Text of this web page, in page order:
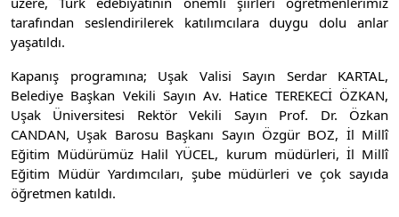
tarafından seslendirilerek katılımcılara duygu dolu anlar
yaşatıldı.
Kapanış programına; Uşak Valisi Sayın Serdar KARTAL,
Belediye Başkan Vekili Sayın Av. Hatice TEREKECİ ÖZKAN,
Uşak Üniversitesi Rektör Vekili Sayın Prof. Dr. Özkan
CANDAN, Uşak Barosu Başkanı Sayın Özgür BOZ, İl Millî
Eğitim Müdürümüz Halil YÜCEL, kurum müdürleri, İl Millî
Eğitim Müdür Yardımcıları, şube müdürleri ve çok sayıda
öğretmen katıldı.